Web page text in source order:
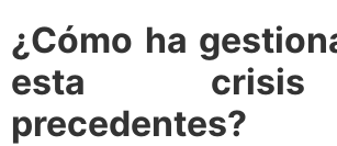
¿Cómo ha
esta
precedentes?